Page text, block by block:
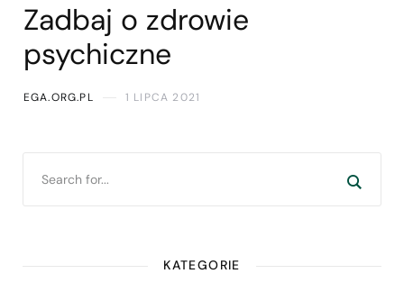
Zadbaj o zdrowie
psychiczne
EGA.ORG.PL 1 LIPCA 2021
KATEGORIE